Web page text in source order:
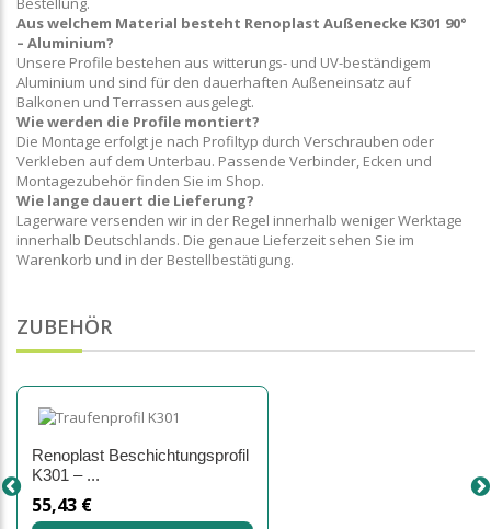
Aus welchem Material besteht Renoplast Außenecke K301 90°
– Aluminium?
Unsere Profile bestehen aus witterungs- und UV-beständigem
Aluminium und sind für den dauerhaften Außeneinsatz auf
Balkonen und Terrassen ausgelegt.
Wie werden die Profile montiert?
Die Montage erfolgt je nach Profiltyp durch Verschrauben oder
Verkleben auf dem Unterbau. Passende Verbinder, Ecken und
Montagezubehör finden Sie im Shop.
Wie lange dauert die Lieferung?
Lagerware versenden wir in der Regel innerhalb weniger Werktage
innerhalb Deutschlands. Die genaue Lieferzeit sehen Sie im
Warenkorb und in der Bestellbestätigung.
ZUBEHÖR
Renoplast Beschichtungsprofil
K301 – ...
55,43 €